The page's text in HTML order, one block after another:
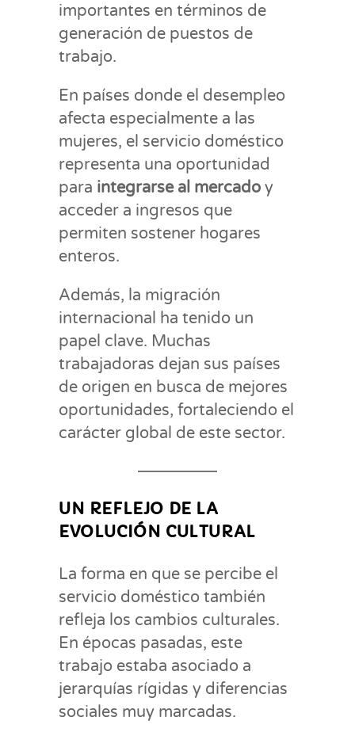
importantes en términos de
generación de puestos de
trabajo.
En países donde el desempleo
afecta especialmente a las
mujeres, el servicio doméstico
representa una oportunidad
para integrarse al mercado y
acceder a ingresos que
permiten sostener hogares
enteros.
Además, la migración
internacional ha tenido un
papel clave. Muchas
trabajadoras dejan sus países
de origen en busca de mejores
oportunidades, fortaleciendo el
carácter global de este sector.
UN REFLEJO DE LA
EVOLUCIÓN CULTURAL
La forma en que se percibe el
servicio doméstico también
refleja los cambios culturales.
En épocas pasadas, este
trabajo estaba asociado a
jerarquías rígidas y diferencias
sociales muy marcadas.